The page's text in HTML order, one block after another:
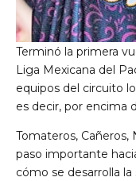
Terminó la primera
Liga Mexicana del
equipos del circuito
es decir, por encima
Tomateros, Cañeros,
paso importante
cómo se desarrolla